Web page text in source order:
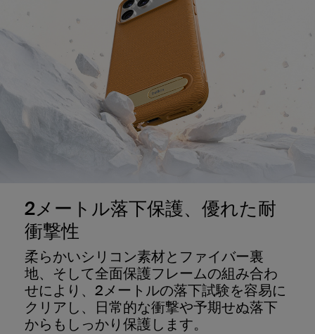
2メートル落下保護、優れた耐
衝撃性
柔らかいシリコン素材とファイバー裏
地、そして全面保護フレームの組み合わ
せにより、2メートルの落下試験を容易に
クリアし、日常的な衝撃や予期せぬ落下
からもしっかり保護します。